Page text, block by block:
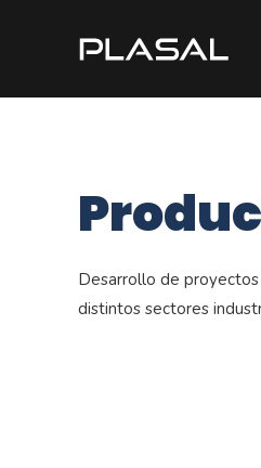
Desarrollo de
distintos sectores